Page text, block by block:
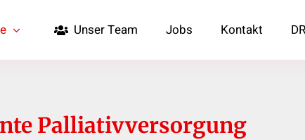
Unser Team Jobs Kontakt
Palliativversorgung